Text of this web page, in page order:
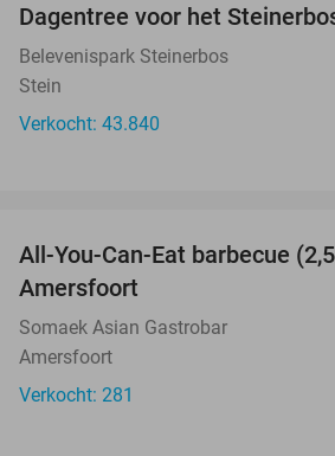
Dagentree voor het
Belevenispark Steinerbos
Stein
Verkocht: 43.840
All-You-Can-Eat barbecue
Amersfoort
Somaek Asian Gastrobar
Amersfoort
Verkocht: 281